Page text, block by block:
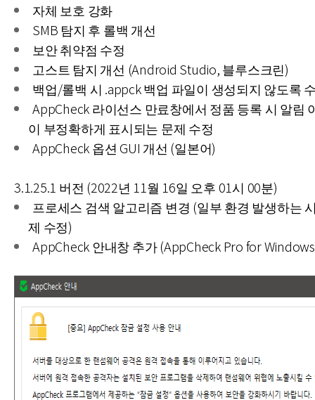
자체 보호 강화
SMB 탐지 후 롤백 개선
보안 취약점 수정
고스트 탐지 개선 (Android Studio, 블루스크린)
백업/롤백 시 .appck 백업 파일이 생성되지 않도록
AppCheck 라이선스 만료창에서 정품 등록 시 알림
이 부정확하게 표시되는 문제 수정
AppCheck 옵션 GUI 개선 (일본어)
3.1.25.1 버전 (2022년 11월 16일 오후 01시 00분)
프로세스 검색 알고리즘 변경 (일부 환경 발생하는
제 수정)
AppCheck 안내창 추가 (AppCheck Pro for